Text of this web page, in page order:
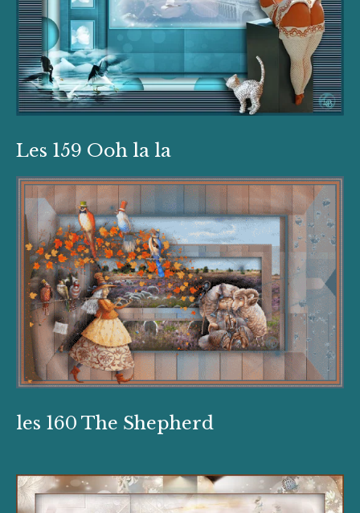
Les 159 Ooh la la
les 160 The Shepherd